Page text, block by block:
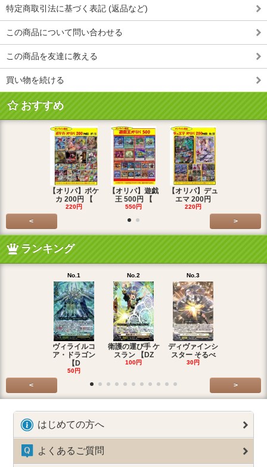
特定商取引法に基づく表記 (返品など)
この商品について問い合わせる
この商品を友達に教える
買い物を続ける
おすすめ
【オリパ】ポケ
カ 200円 【
220円
【オリパ】遊戯
王 500円 【
550円
【オリパ】デュ
エマ 200円
220円
< >
ランキング
No.1
ヴィライルコ
ア・ドラゴン
【D
50円
No.2
衛護の運び手 ケ
スラン 【DZ
100円
No.3
ディヴァインシ
スター そるべ
30円
< >
はじめての方へ
よくあるご質問